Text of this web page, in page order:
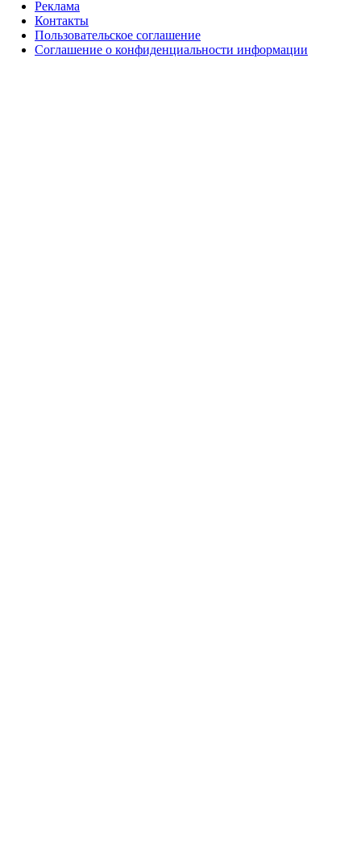
Реклама
Контакты
Пользовательское соглашение
Соглашение о конфиденциальности информации